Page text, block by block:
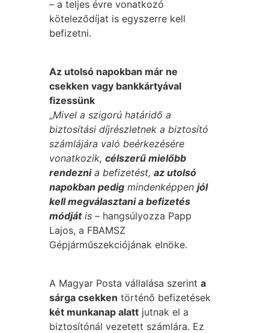
– a teljes évre vonatkozó
köteleződíjat is egyszerre kell
befizetni.
Az utolsó napokban már ne
csekken vagy bankkártyával
fizessünk
„Mivel a szigorú határidő a
biztosítási díjrészletnek a biztosító
számlájára való beérkezésére
vonatkozik,célszerű mielőbb
rendeznia befizetést,az utolsó
napokban pedig mindenképpenjól
kell megválasztani a befizetés
módjátis – hangsúlyozza Papp
Lajos, a FBAMSZ
Gépjárműszekciójának elnöke.
A Magyar Posta vállalása szerinta
sárga csekken történő befizetések
két munkanap alatt jutnak el a
biztosítónál vezetett számlára. Ez